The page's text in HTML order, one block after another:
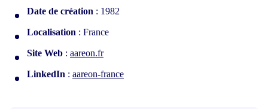
Date de création : 1982
Localisation : France
Site Web : aareon.fr
LinkedIn : aareon-france